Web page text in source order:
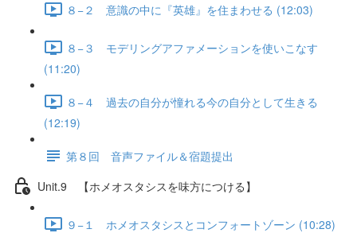
８−２ 意識の中に『英雄』を住まわせる (12:03)
８−３ モデリングアファメーションを使いこなす
(11:20)
８−４ 過去の自分が憧れる今の自分として生きる
(12:19)
第８回 音声ファイル＆宿題提出
Unit.9 【ホメオスタシスを味方につける】
９−１ ホメオスタシスとコンフォートゾーン (10:28)